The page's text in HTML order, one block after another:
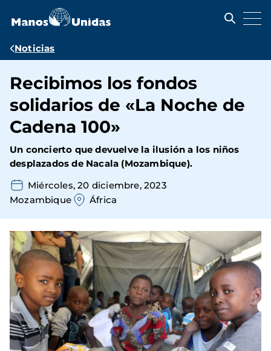
contenido
Ruta
navegación
Noticias
Recibimos los fondos
solidarios de «La Noche de
Cadena 100»
Un concierto que devuelve la ilusión a los niños
desplazados de Nacala (Mozambique).
Miércoles, 20 diciembre, 2023
Mozambique
África